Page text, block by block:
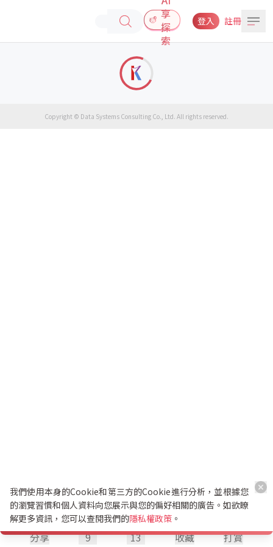
享
探
索
登入 註冊
分享 9 13 收藏 打賞
Copyright © Data Systems Consulting Co., Ltd. All rights reserved.
我們使用本身的Cookie和第三方的Cookie進行分析，並根據您
的瀏覽習慣和個人資料向您展示與您的偏好相關的廣告。如欲瞭
解更多資訊，您可以查閱我們的隱私權政策 。